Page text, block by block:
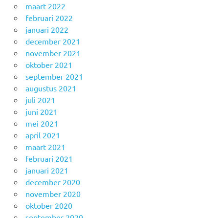
maart 2022
februari 2022
januari 2022
december 2021
november 2021
oktober 2021
september 2021
augustus 2021
juli 2021
juni 2021
mei 2021
april 2021
maart 2021
februari 2021
januari 2021
december 2020
november 2020
oktober 2020